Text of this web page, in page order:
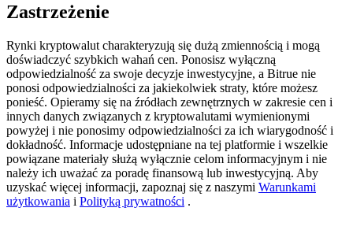
USDT New User Exclusive 10% APR
USDT Flexible Staking | Daily Rewards
New Listing Futures Fest
Trade New Futures, Win 200,000 USDT
Zastrzeżenie
Rynki kryptowalut charakteryzują się dużą zmiennością i mogą
doświadczyć szybkich wahań cen. Ponosisz wyłączną
odpowiedzialność za swoje decyzje inwestycyjne, a Bitrue nie
ponosi odpowiedzialności za jakiekolwiek straty, które możesz
ponieść. Opieramy się na źródłach zewnętrznych w zakresie cen i
innych danych związanych z kryptowalutami wymienionymi
powyżej i nie ponosimy odpowiedzialności za ich wiarygodność i
dokładność. Informacje udostępniane na tej platformie i wszelkie
powiązane materiały służą wyłącznie celom informacyjnym i nie
należy ich uważać za poradę finansową lub inwestycyjną. Aby
uzyskać więcej informacji, zapoznaj się z naszymi Warunkami
użytkowania i Polityką prywatności .